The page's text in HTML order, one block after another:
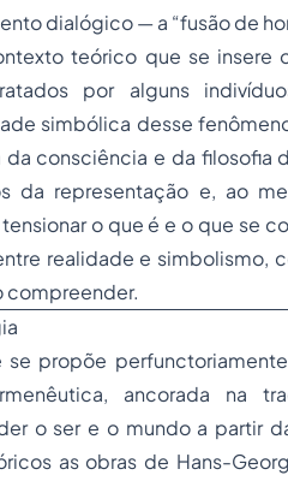
dialógico — a “fusão de
teórico que se insere
por alguns
simbólica desse
da consciência e da
da representação e, ao
o que é e o que se
realidade e simbolismo,
compreender.
se propõe
ancorada na
o ser e o mundo a partir
as obras de Hans-